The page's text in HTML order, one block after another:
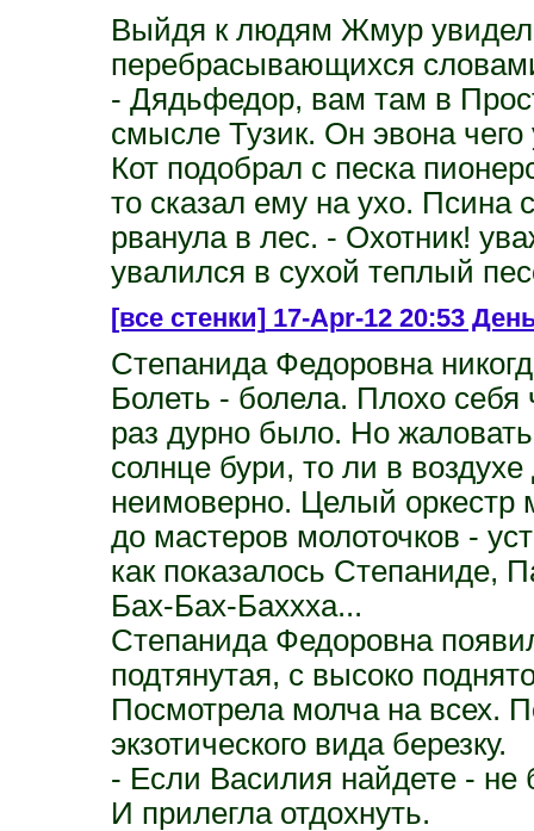
Выйдя к людям Жмур увидел
перебрасывающихся
- Дядьфедор, вам там в
смысле Тузик. Он эвона чего
Кот подобрал с песка
то сказал ему на ухо. Псина
рванула в лес. - Охотник!
увалился в сухой теплый
[все стенки]17-Apr-12 20:53
Степанида Федоровна
Болеть - болела. Плохо
раз дурно было. Но
солнце бури, то ли в
неимоверно. Целый оркестр
до мастеров молоточков -
как показалось Степаниде,
Бах-Бах-Баххха...
Степанида Федоровна
подтянутая, с высоко
Посмотрела молча на всех.
экзотического вида березку.
- Если Василия найдете - не
И прилегла отдохнуть.